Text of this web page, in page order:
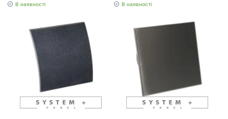
В наявності В наявності